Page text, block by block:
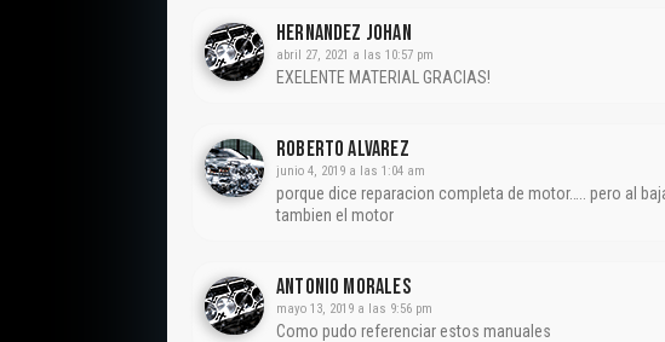
HERNANDEZ JOHAN
abril 27, 2021 a las 10:57 pm
EXELENTE MATERIAL GRACIAS!
Roberto Alvarez
junio 4, 2019 a las 1:04 am
porque dice reparacion completa de motor….. pero al
tambien el motor
Antonio Morales
mayo 13, 2019 a las 9:56 pm
Como pudo referenciar estos manuales